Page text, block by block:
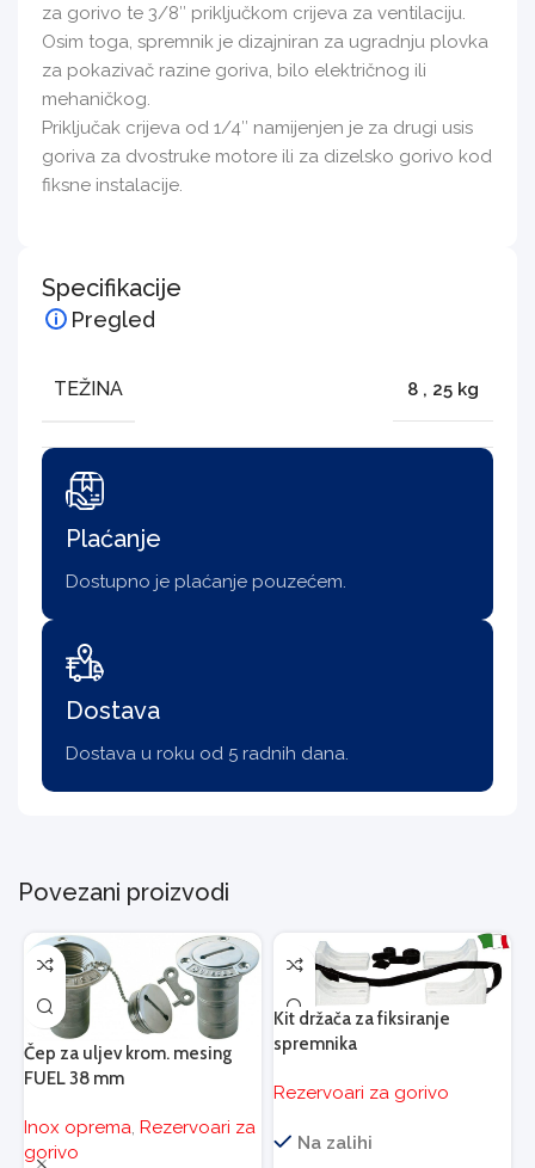
za gorivo te 3/8″ priključkom crijeva za ventilaciju.
Osim toga, spremnik je dizajniran za ugradnju plovka
za pokazivač razine goriva, bilo električnog ili
mehaničkog.
Priključak crijeva od 1/4″ namijenjen je za drugi usis
goriva za dvostruke motore ili za dizelsko gorivo kod
fiksne instalacije.
Specifikacije
Pregled
TEŽINA 8 , 25 kg
Plaćanje
Dostupno je plaćanje pouzećem.
Dostava
Dostava u roku od 5 radnih dana.
Povezani proizvodi
Čep za uljev krom. mesing
FUEL 38 mm
Inox oprema, Rezervoari za
gorivo
Kit držača za fiksiranje
spremnika
Rezervoari za gorivo
Na zalihi